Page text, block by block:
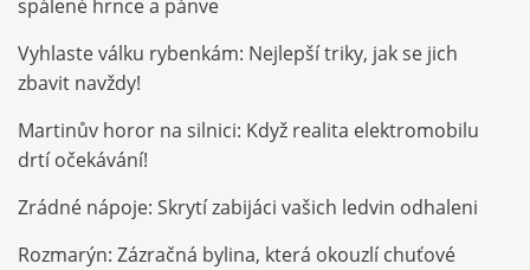
spálené hrnce a pánve
Vyhlaste válku rybenkám: Nejlepší triky, jak se jich
zbavit navždy!
Martinův horor na silnici: Když realita elektromobilu
drtí očekávání!
Zrádné nápoje: Skrytí zabijáci vašich ledvin odhaleni
Rozmarýn: Zázračná bylina, která okouzlí chuťové